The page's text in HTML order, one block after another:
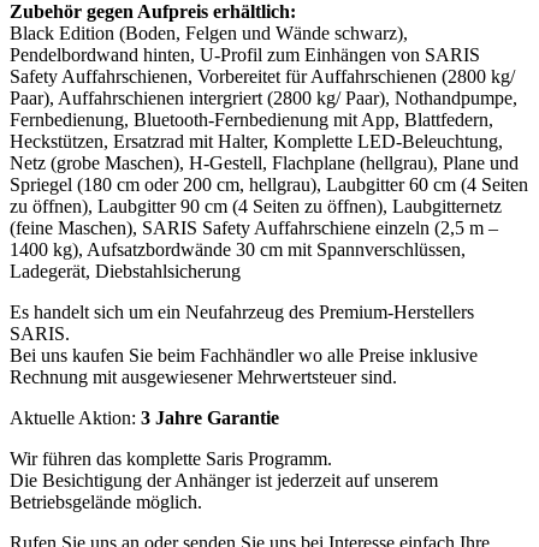
Zubehör gegen Aufpreis erhältlich:
Black Edition (Boden, Felgen und Wände schwarz),
Pendelbordwand hinten, U-Profil zum Einhängen von SARIS
Safety Auffahrschienen, Vorbereitet für Auffahrschienen (2800 kg/
Paar), Auffahrschienen intergriert (2800 kg/ Paar), Nothandpumpe,
Fernbedienung, Bluetooth-Fernbedienung mit App, Blattfedern,
Heckstützen, Ersatzrad mit Halter, Komplette LED-Beleuchtung,
Netz (grobe Maschen), H-Gestell, Flachplane (hellgrau), Plane und
Spriegel (180 cm oder 200 cm, hellgrau), Laubgitter 60 cm (4 Seiten
zu öffnen), Laubgitter 90 cm (4 Seiten zu öffnen), Laubgitternetz
(feine Maschen), SARIS Safety Auffahrschiene einzeln (2,5 m –
1400 kg), Aufsatzbordwände 30 cm mit Spannverschlüssen,
Ladegerät, Diebstahlsicherung
Es handelt sich um ein Neufahrzeug des Premium-Herstellers
SARIS.
Bei uns kaufen Sie beim Fachhändler wo alle Preise inklusive
Rechnung mit ausgewiesener Mehrwertsteuer sind.
Aktuelle Aktion: 3 Jahre Garantie
Wir führen das komplette Saris Programm.
Die Besichtigung der Anhänger ist jederzeit auf unserem
Betriebsgelände möglich.
Rufen Sie uns an oder senden Sie uns bei Interesse einfach Ihre